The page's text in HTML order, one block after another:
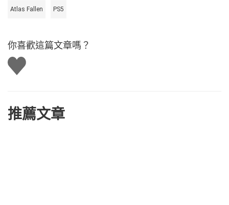
Atlas Fallen PS5
你喜歡這篇文章嗎？
讚
推薦文章